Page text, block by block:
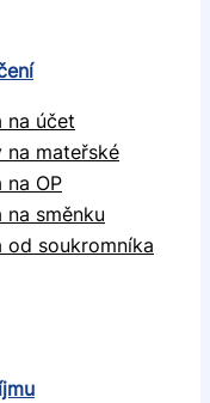
na účet
na mateřské
na OP
na směnku
od soukromníka